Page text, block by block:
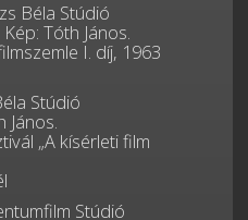
Béla Stúdió
Tóth János.
I. díj, 1963
Stúdió
János.
„A kísérleti film
Stúdió